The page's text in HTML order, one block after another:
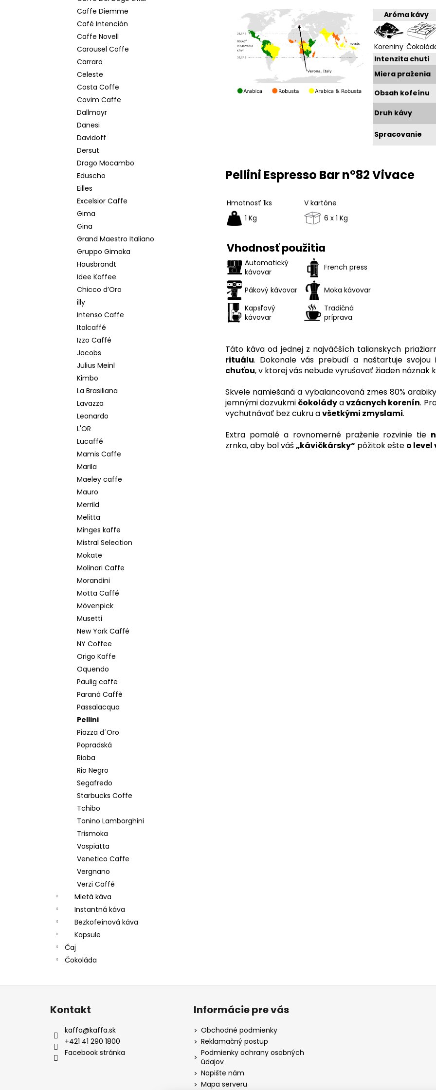
Caffe Diemme
Café Intención
Caffe Novell
Carousel Coffe
Carraro
Celeste
Costa Coffe
Covim Caffe
Dallmayr
Danesi
Davidoff
Dersut
Drago Mocambo
Eduscho
Eilles
Excelsior Caffe
Gima
Gina
Grand Maestro Italiano
Gruppo Gimoka
Hausbrandt
Idee Kaffee
Chicco d’Oro
illy
Intenso Caffe
Italcaffé
Izzo Caffé
Jacobs
Julius Meinl
Kimbo
La Brasiliana
Lavazza
Leonardo
L'OR
Lucaffé
Mamis Caffe
Marila
Maeley caffe
Mauro
Merrild
Melitta
Minges kaffe
Mistral Selection
Mokate
Molinari Caffe
Morandini
Motta Caffé
Mövenpick
Musetti
New York Caffé
NY Coffee
Origo Kaffe
Oquendo
Paulig caffe
Paranà Caffè
Passalacqua
Pellini
Piazza d´Oro
Popradská
Rioba
Rio Negro
Segafredo
Starbucks Coffe
Tchibo
Tonino Lamborghini
Trismoka
Vaspiatta
Venetico Caffe
Vergnano
Verzi Caffé
Mletá káva
Instantná káva
Bezkofeínová káva
Kapsule
Čaj
Čokoláda
Aróma kávy
Koreniny
Intenzita chuti
Miera praženia
Obsah kofeínu
Druh kávy
Spracovanie
Pellini Espresso Bar n°82 Vivace
Hmotnosť 1ks
V kartóne
1 Kg
6 x 1 Kg
Vhodnosť použitia
Automatický
kávovar
French press
Pákový kávovar
Moka kávovar
Kapsľový
kávovar
Tradičná
príprava
Táto káva od jednej z najväčších talianskych
rituálu. Dokonale vás prebudí a naštartuje svojou
chuťou, v ktorej vás nebude vyrušovať žiaden náznak
Skvele namiešaná a vybalancovaná zmes 80%
jemnými dozvukmi čokoládyavzácnych korenín.
vychutnávať bez cukru avšetkými zmyslami.
Extra pomalé a rovnomerné praženie rozvinie tie
zrnka, aby bol váš „kávičkársky“ pôžitok ešte o level
Z
Kontakt
kaffa@kaffa.sk
+421 41 290 1800
Facebook stránka
Informácie pre vás
Obchodné podmienky
Reklamačný postup
Podmienky ochrany osobných
údajov
Napište nám
Mapa serveru